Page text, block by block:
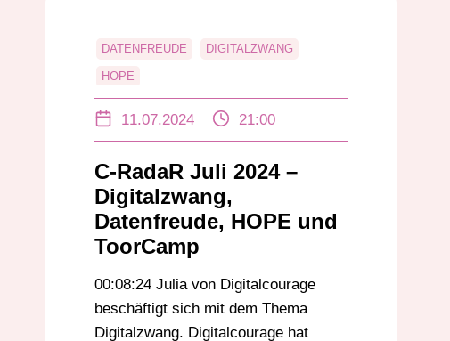
DATENFREUDE DIGITALZWANG
HOPE
11.07.2024 21:00
C-RadaR Juli 2024 –
Digitalzwang,
Datenfreude, HOPE und
ToorCamp
00:08:24 Julia von Digitalcourage
beschäftigt sich mit dem Thema
Digitalzwang. Digitalcourage hat